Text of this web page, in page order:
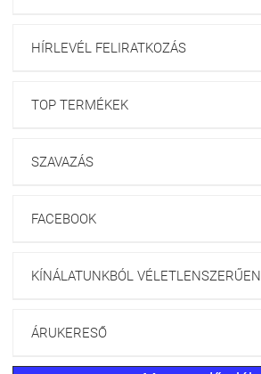
HÍRLEVÉL FELIRATKOZÁS
TOP TERMÉKEK
SZAVAZÁS
FACEBOOK
KÍNÁLATUNKBÓL VÉLETLENSZERŰEN
ÁRUKERESŐ